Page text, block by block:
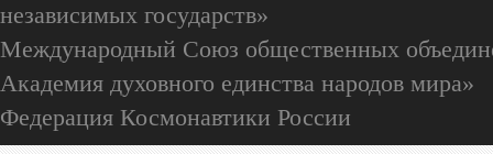
независимых государств»
Международный Союз общественных
Академия духовного единства народов мира»
Федерация Космонавтики России